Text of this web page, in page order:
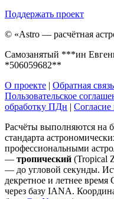
Поддержать проект
© «Astro — расчётная
Самозанятый ***ин
*506059682**
О проекте | Обратная связь
Пользовательское
обработку ПДн | Согласие
Расчёты выполняются на
стандарта
профессиональными
— тропический (Tropical
— до угловой секунды.
декретное и летнее
через базу IANA.